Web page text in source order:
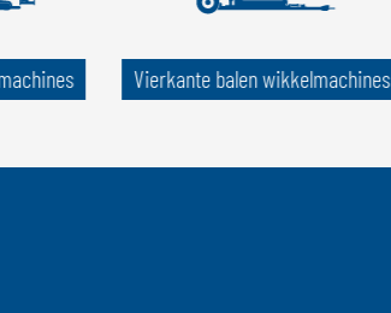
Vierkante balen wikkelmachines